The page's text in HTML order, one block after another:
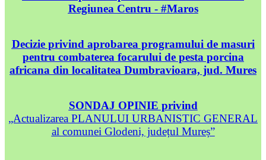
Regiunea Centru - #Maros
Decizie privind aprobarea programului de masuri
pentru combaterea focarului de pesta porcina
africana din localitatea Dumbravioara, jud. Mures
SONDAJ OPINIE privind
„Actualizarea PLANULUI URBANISTIC GENERAL
al comunei Glodeni, județul Mureș”